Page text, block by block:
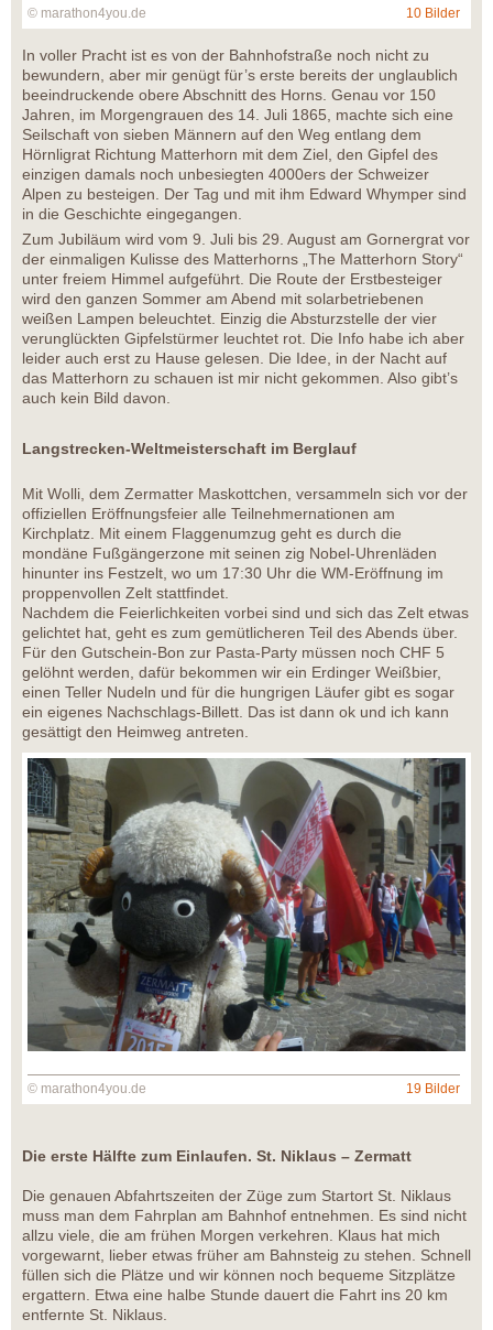
© marathon4you.de 10 Bilder
In voller Pracht ist es von der Bahnhofstraße noch nicht zu
bewundern, aber mir genügt für’s erste bereits der unglaublich
beeindruckende obere Abschnitt des Horns. Genau vor 150
Jahren, im Morgengrauen des 14. Juli 1865, machte sich eine
Seilschaft von sieben Männern auf den Weg entlang dem
Hörnligrat Richtung Matterhorn mit dem Ziel, den Gipfel des
einzigen damals noch unbesiegten 4000ers der Schweizer
Alpen zu besteigen. Der Tag und mit ihm Edward Whymper sind
in die Geschichte eingegangen.
Zum Jubiläum wird vom 9. Juli bis 29. August am Gornergrat vor
der einmaligen Kulisse des Matterhorns „The Matterhorn Story“
unter freiem Himmel aufgeführt. Die Route der Erstbesteiger
wird den ganzen Sommer am Abend mit solarbetriebenen
weißen Lampen beleuchtet. Einzig die Absturzstelle der vier
verunglückten Gipfelstürmer leuchtet rot. Die Info habe ich aber
leider auch erst zu Hause gelesen. Die Idee, in der Nacht auf
das Matterhorn zu schauen ist mir nicht gekommen. Also gibt’s
auch kein Bild davon.
Langstrecken-Weltmeisterschaft im Berglauf
Mit Wolli, dem Zermatter Maskottchen, versammeln sich vor der
offiziellen Eröffnungsfeier alle Teilnehmernationen am
Kirchplatz. Mit einem Flaggenumzug geht es durch die
mondäne Fußgängerzone mit seinen zig Nobel-Uhrenläden
hinunter ins Festzelt, wo um 17:30 Uhr die WM-Eröffnung im
proppenvollen Zelt stattfindet.
Nachdem die Feierlichkeiten vorbei sind und sich das Zelt etwas
gelichtet hat, geht es zum gemütlicheren Teil des Abends über.
Für den Gutschein-Bon zur Pasta-Party müssen noch CHF 5
gelöhnt werden, dafür bekommen wir ein Erdinger Weißbier,
einen Teller Nudeln und für die hungrigen Läufer gibt es sogar
ein eigenes Nachschlags-Billett. Das ist dann ok und ich kann
gesättigt den Heimweg antreten.
© marathon4you.de 19 Bilder
Die erste Hälfte zum Einlaufen. St. Niklaus – Zermatt
Die genauen Abfahrtszeiten der Züge zum Startort St. Niklaus
muss man dem Fahrplan am Bahnhof entnehmen. Es sind nicht
allzu viele, die am frühen Morgen verkehren. Klaus hat mich
vorgewarnt, lieber etwas früher am Bahnsteig zu stehen. Schnell
füllen sich die Plätze und wir können noch bequeme Sitzplätze
ergattern. Etwa eine halbe Stunde dauert die Fahrt ins 20 km
entfernte St. Niklaus.